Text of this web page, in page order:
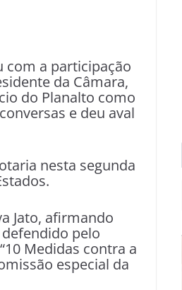
com a participação
da Câmara,
do Planalto como
e deu aval
nesta segunda
Jato, afirmando
pelo
Medidas contra a
especial da